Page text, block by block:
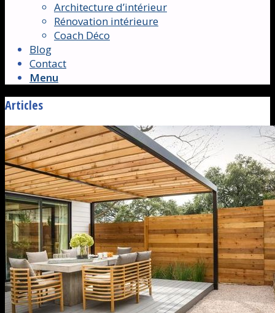
Architecture d’intérieur
Rénovation intérieure
Coach Déco
Blog
Contact
Menu
Articles